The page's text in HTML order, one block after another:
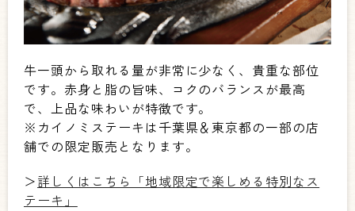
牛一頭から取れる量が非常に少なく、貴重な部位
です。赤身と脂の旨味、コクのバランスが最高
で、上品な味わいが特徴です。
※カイノミステーキは千葉県＆東京都の一部の店
舗での限定販売となります。
＞詳しくはこちら「地域限定で楽しめる特別なス
テーキ」